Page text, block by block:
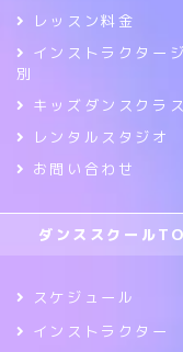
レッスン料金
インストラクター
別
キッズダンスクラス
レンタルスタジオ
お問い合わせ
ダンススクール
スケジュール
インストラクター